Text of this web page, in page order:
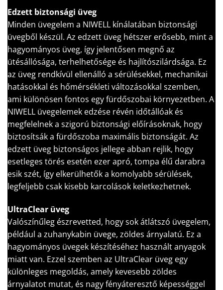
Edzett biztonsági üveg
Minden üvegelem a NIWELL kínálatában biztonsági
üvegből készül. Az edzett üveg hétszer erősebb, mint a
hagyományos üveg, így jelentősen megnő az
ütésállósága, terhelhetősége és hajlítószilárdsága. Ez
az üveg rendkívül ellenálló a sérülésekkel, mechanikai
hatásokkal és hőmérsékleti változásokkal szemben,
ami különösen fontos egy fürdőszobai környezetben. A
NIWELL üvegelemek edzése révén időtállóak és
megfelelnek a szigorú biztonsági előírásoknak, hogy
biztosítsák a fürdőszoba maximális biztonságát. Az
edzett üveg biztonságos jellege abban rejlik, hogy
esetleges törés esetén ezer apró, tompa élű darabra
esik szét, így elkerülhetők a komolyabb sérülések,
legfeljebb csak kisebb karcolások keletkezhetnek.
UltraClear üveg
Valószínűleg észrevetted, hogy sok átlátszó üvegelem,
például a zuhanykabin üvege, zöldes árnyalatú. Ez a
hagyományos üvegek készítéséhez használt anyagok
miatt van. Ezzel szemben az UltraClear üveg egy
különleges megoldás, amely kevesebb zöldes
árnyalatot mutat, és nagy fényáteresztő képességgel